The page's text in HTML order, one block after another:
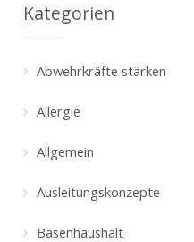
Kategorien
Abwehrkräfte stärken
Allergie
Allgemein
Ausleitungskonzepte
Basenhaushalt